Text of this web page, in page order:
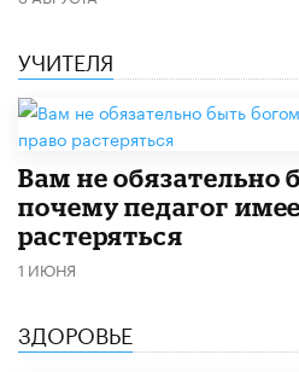
УЧИТЕЛЯ
​Вам не обязательно
почему педагог
растеряться
1 ИЮНЯ
ЗДОРОВЬЕ